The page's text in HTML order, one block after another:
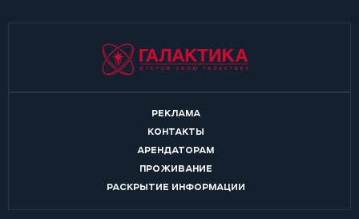
РЕКЛАМА
КОНТАКТЫ
АРЕНДАТОРАМ
ПРОЖИВАНИЕ
РАСКРЫТИЕ ИНФОРМАЦИИ